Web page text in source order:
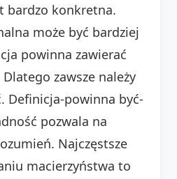
bardzo konkretna.
może być bardziej
powinna zawierać
zawsze należy
Definicja-powinna być-
pozwala na
Najczęstsze
macierzyństwa to